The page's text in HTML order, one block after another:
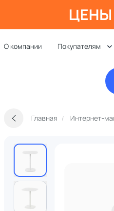
О компании Покупателям
Главная Интернет-